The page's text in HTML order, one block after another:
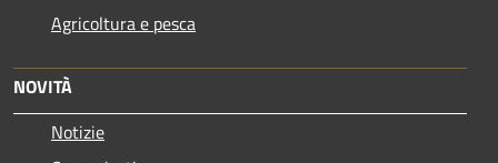
Agricoltura e pesca
NOVITÀ
Notizie